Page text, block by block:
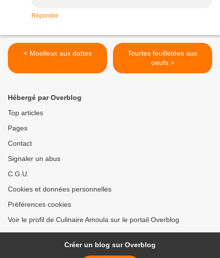
Répondre
< Moelleux aux dattes
Tourtes feuilletées aux
oeufs >
Hébergé par Overblog
Top articles
Pages
Contact
Signaler un abus
C.G.U.
Cookies et données personnelles
Préférences cookies
Voir le profil de Culinaire Amoula sur le portail Overblog
Créer un blog sur Overblog